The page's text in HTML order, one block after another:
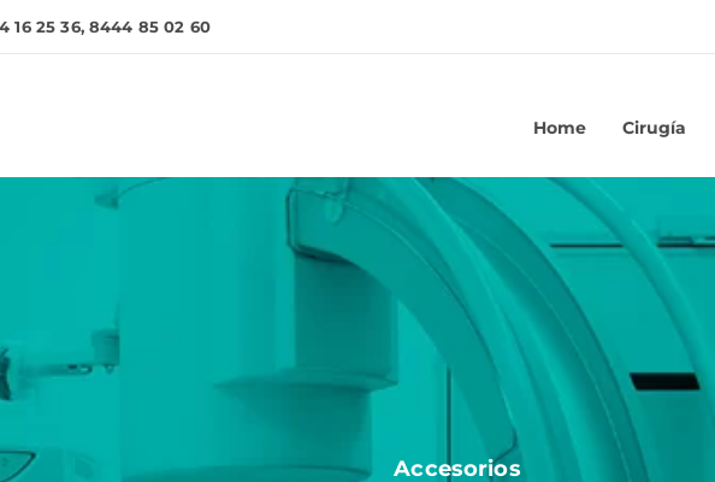
16 25 36, 8444 85 02 60
Home Cirugía
Accesorios